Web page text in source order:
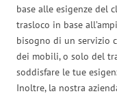
base alle esigenze del
trasloco in base
bisogno di un servizio
dei mobili, o solo del
soddisfare le tue
Inoltre, la nostra